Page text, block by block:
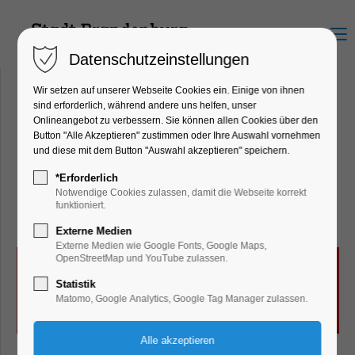
Menu
event-theater und Fontane
Kino
Ritterstr. 69, 14770 Brandenburg
an der Havel
Datenschutzeinstellungen
Wir setzen auf unserer Webseite Cookies ein. Einige von ihnen
sind erforderlich, während andere uns helfen, unser
Onlineangebot zu verbessern. Sie können allen Cookies über den
Button "Alle Akzeptieren" zustimmen oder Ihre Auswahl vornehmen
und diese mit dem Button "Auswahl akzeptieren" speichern.
*Erforderlich
Notwendige Cookies zulassen, damit die Webseite korrekt
funktioniert.
Externe Medien
Externe Medien wie Google Fonts, Google Maps,
OpenStreetMap und YouTube zulassen.
Statistik
Matomo, Google Analytics, Google Tag Manager zulassen.